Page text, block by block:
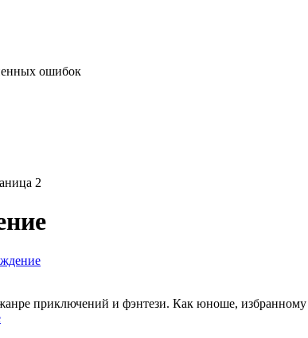
ошибок
2
приключений и фэнтези. Как юноше,